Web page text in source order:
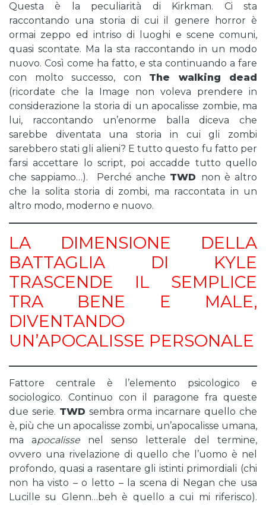
Questa è la peculiarità di Kirkman. Ci sta
raccontando una storia di cui il genere horror è
ormai zeppo ed intriso di luoghi e scene comuni,
quasi scontate. Ma la sta raccontando in un modo
nuovo. Così come ha fatto, e sta continuando a fare
con molto successo, con The walking dead
(ricordate che la Image non voleva prendere in
considerazione la storia di un apocalisse zombie, ma
lui, raccontando un’enorme balla diceva che
sarebbe diventata una storia in cui gli zombi
sarebbero stati gli alieni? E tutto questo fu fatto per
farsi accettare lo script, poi accadde tutto quello
che sappiamo…). Perché anche TWD non è altro
che la solita storia di zombi, ma raccontata in un
altro modo, moderno e nuovo.
LA DIMENSIONE DELLA
BATTAGLIA DI KYLE
TRASCENDE IL SEMPLICE
TRA BENE E MALE,
DIVENTANDO
UN’APOCALISSE PERSONALE
Fattore centrale è l’elemento psicologico e
sociologico. Continuo con il paragone fra queste
due serie. TWD sembra orma incarnare quello che
è, più che un apocalisse zombi, un’apocalisse umana,
ma apocalisse nel senso letterale del termine,
ovvero una rivelazione di quello che l’uomo è nel
profondo, quasi a rasentare gli istinti primordiali (chi
non ha visto – o letto – la scena di Negan che usa
Lucille su Glenn…beh è quello a cui mi riferisco).